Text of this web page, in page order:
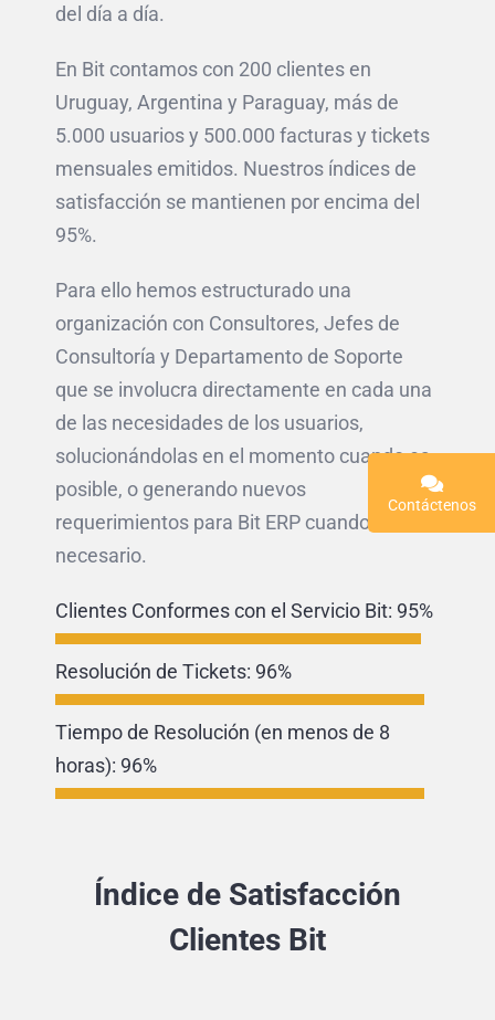
Contáctenos
del día a día.
En Bit contamos con 200 clientes en
Uruguay, Argentina y Paraguay, más de
5.000 usuarios y 500.000 facturas y tickets
mensuales emitidos. Nuestros índices de
satisfacción se mantienen por encima del
95%.
Para ello hemos estructurado una
organización con Consultores, Jefes de
Consultoría y Departamento de Soporte
que se involucra directamente en cada una
de las necesidades de los usuarios,
solucionándolas en el momento cuando es
posible, o generando nuevos
requerimientos para Bit ERP cuando es
necesario.
Clientes Conformes con el Servicio Bit: 95%
Resolución de Tickets: 96%
Tiempo de Resolución (en menos de 8
horas): 96%
Índice de Satisfacción
Clientes Bit